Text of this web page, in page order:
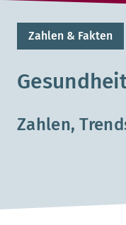
Zahlen & Fakten
Zahlen,